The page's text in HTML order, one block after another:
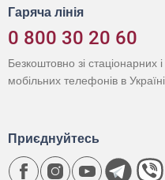
Гаряча лінія
0 800 30 20 60
Безкоштовно зі стаціонарних і
мобільних телефонів в Україні
Приєднуйтесь